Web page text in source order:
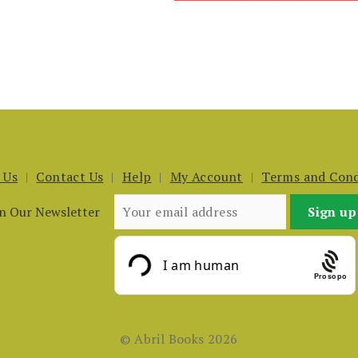
Contact Us Help My Account
Terms and
Our Newsletter
Prosopo
© Abril Books 2026